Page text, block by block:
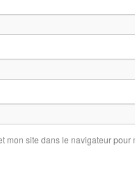
mon site dans le navigateur